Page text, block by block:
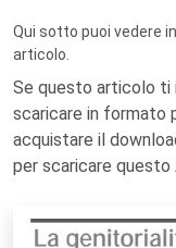
Qui sotto puoi vedere
articolo.
Se questo articolo ti
scaricare in formato
acquistare il
per scaricare